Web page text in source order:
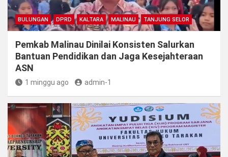
BULUNGAN DPRD KALTARA MALINAU TANJUNG SELOR
Pemkab Malinau Dinilai Konsisten Salurkan
Bantuan Pendidikan dan Jaga Kesejahteraan
ASN
1 minggu ago admin-1